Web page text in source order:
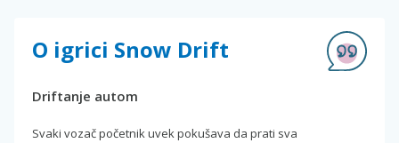
O igrici Snow Drift
Driftanje autom
Svaki vozač početnik uvek pokušava da prati sva